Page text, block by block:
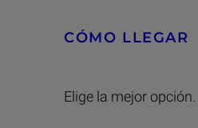
CÓMO LLEGAR
Elige la mejor opción.